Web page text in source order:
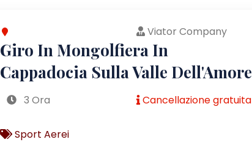
Viator Company
Giro In Mongolfiera In
Cappadocia Sulla Valle Dell'Amore
3 Ora Cancellazione gratuita
Sport Aerei